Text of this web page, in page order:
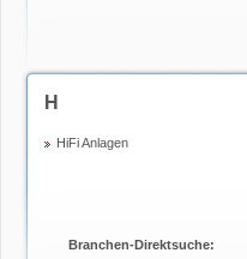
H
HiFi Anlagen
Branchen-Direktsuche: